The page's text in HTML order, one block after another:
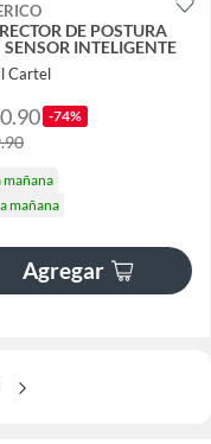
DE POSTURA
INTELIGENTE
Cartel
-74%
mañana
mañana
Agregar